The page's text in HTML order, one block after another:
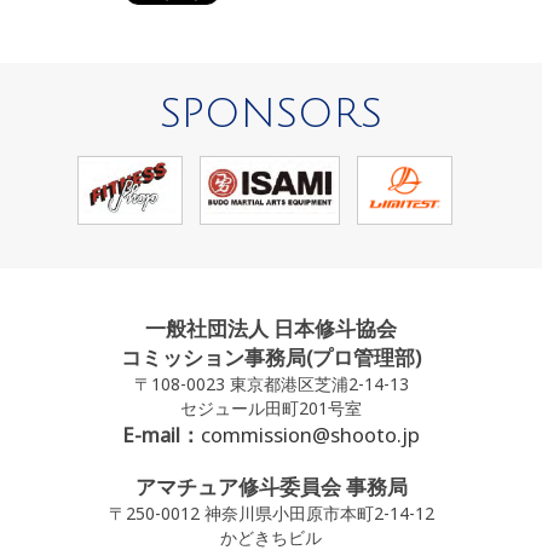
SPONSORS
一般社団法人 日本修斗協会
コミッション事務局(プロ管理部)
〒108-0023 東京都港区芝浦2-14-13
セジュール田町201号室
E-mail： commission@shooto.jp
アマチュア修斗委員会 事務局
〒250-0012 神奈川県小田原市本町2-14-12
かどきちビル